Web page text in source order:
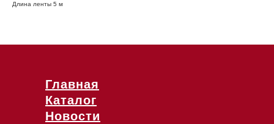
Длина ленты 5 м
Главная
Каталог
Новости